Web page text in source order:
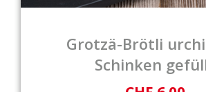
Grotzä-Brötli
Schinken